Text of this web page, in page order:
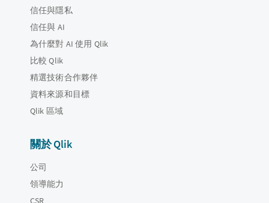
信任與隱私
信任與 AI
為什麼對 AI 使用 Qlik
比較 Qlik
精選技術合作夥伴
資料來源和目標
Qlik 區域
關於 Qlik
公司
領導能力
CSR